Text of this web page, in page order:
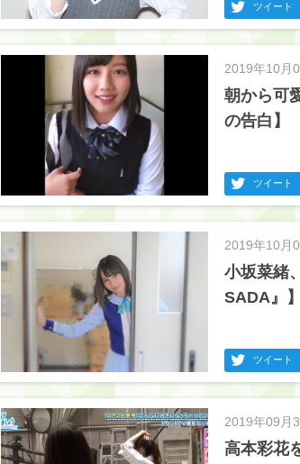
ツイート
2019年10月
朝から可
の告白】
ツイート
2019年10月
小坂菜緒
SADA』】
ツイート
2019年09月
高本彩花